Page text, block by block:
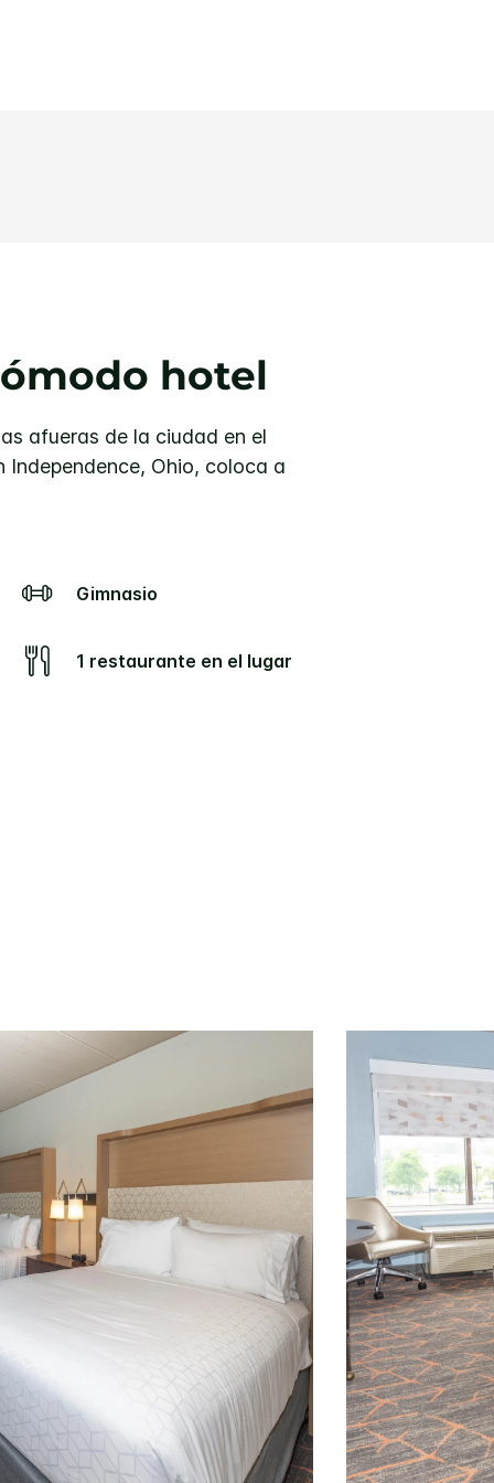
hotel
afueras de la ciudad en el
Independence, Ohio, coloca a
Gimnasio
1 restaurante en el lugar